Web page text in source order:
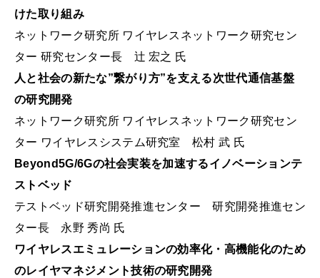
けた取り組み
ネットワーク研究所 ワイヤレスネットワーク研究セン
ター 研究センター長 辻 宏之 氏
人と社会の新たな”繋がり方”を支える次世代通信基盤
の研究開発
ネットワーク研究所 ワイヤレスネットワーク研究セン
ター ワイヤレスシステム研究室 松村 武 氏
Beyond5G/6Gの社会実装を加速するイノベーションテ
ストベッド
テストベッド研究開発推進センター 研究開発推進セン
ター長 永野 秀尚 氏
ワイヤレスエミュレーションの効率化・高機能化のため
のレイヤマネジメント技術の研究開発